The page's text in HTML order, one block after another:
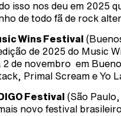
isso nos deu em 2025
de todo fã de rock
Wins Festival
de 2025 do Music
2 de novembro em
Primal Scream e Yo
Festival
(São
novo festival